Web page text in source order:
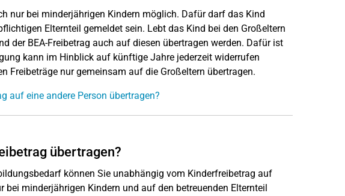
nur bei minderjährigen Kindern möglich. Dafür darf das Kind
Elternteil gemeldet sein. Lebt das Kind bei den Großeltern
der BEA-Freibetrag auch auf diesen übertragen werden. Dafür ist
kann im Hinblick auf künftige Jahre jederzeit widerrufen
Freibeträge nur gemeinsam auf die Großeltern übertragen.
auf eine andere Person übertragen?
übertragen?
können Sie unabhängig vom Kinderfreibetrag auf
minderjährigen Kindern und auf den betreuenden Elternteil